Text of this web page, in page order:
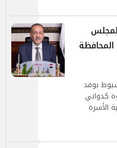
بوفد
كدواني
الأسرة